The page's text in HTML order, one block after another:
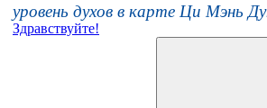
уровень духов в карте Ци Мэнь
Здравствуйте!